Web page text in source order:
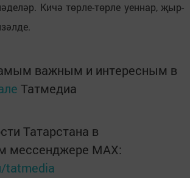
Кичә төрле-төрле уеннар, җыр-
важным и интересным в
Татмедиа
Татарстана в
мессенджере MАХ:
tatmedia